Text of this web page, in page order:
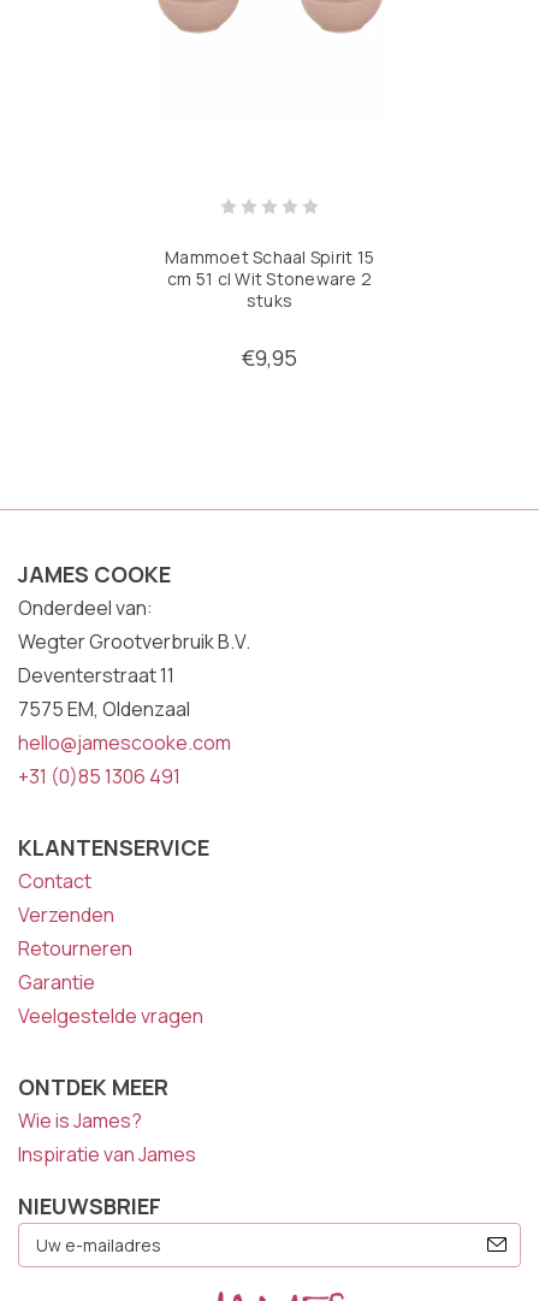
Mammoet Schaal Spirit 15
cm 51 cl Wit Stoneware 2
stuks
€9,95
JAMES COOKE
Onderdeel van:
Wegter Grootverbruik B.V.
Deventerstraat 11
7575 EM, Oldenzaal
hello@jamescooke.com
+31 (0)85 1306 491
KLANTENSERVICE
Contact
Verzenden
Retourneren
Garantie
Veelgestelde vragen
ONTDEK MEER
Wie is James?
Inspiratie van James
NIEUWSBRIEF
Mailadres